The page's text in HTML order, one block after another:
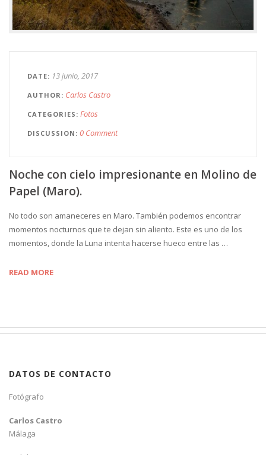
DATE 13 junio, 2017
AUTHOR Carlos Castro
CATEGORIES Fotos
DISCUSSION 0 Comment
Noche con cielo impresionante en Molino de
Papel (Maro).
No todo son amaneceres en Maro. También podemos encontrar
momentos nocturnos que te dejan sin aliento. Este es uno de los
momentos, donde la Luna intenta hacerse hueco entre las …
READ MORE
DATOS DE CONTACTO
Fotógrafo
Carlos Castro
Málaga